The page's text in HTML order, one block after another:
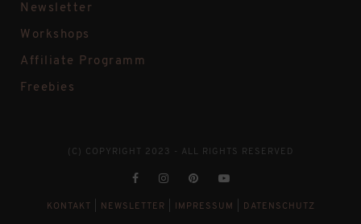
Newsletter
Workshops
Affiliate Programm
Freebies
(C) COPYRIGHT 2023 - ALL RIGHTS RESERVED
KONTAKT NEWSLETTER IMPRESSUM DATENSCHUTZ